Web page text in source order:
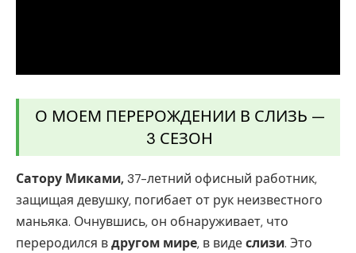
О МОЕМ ПЕРЕРОЖДЕНИИ В СЛИЗЬ —
3 СЕЗОН
Сатору Миками,37-летний офисный работник,
защищая девушку, погибает от рук неизвестного
маньяка. Очнувшись, он обнаруживает, что
переродился вдругом мире, в видеслизи. Это